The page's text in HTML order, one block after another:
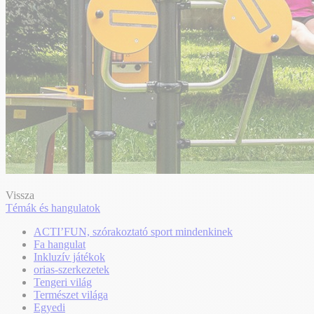
Vissza
Témák és hangulatok
ACTI’FUN, szórakoztató sport mindenkinek
Fa hangulat
Inkluzív játékok
orias-szerkezetek
Tengeri világ
Természet világa
Egyedi